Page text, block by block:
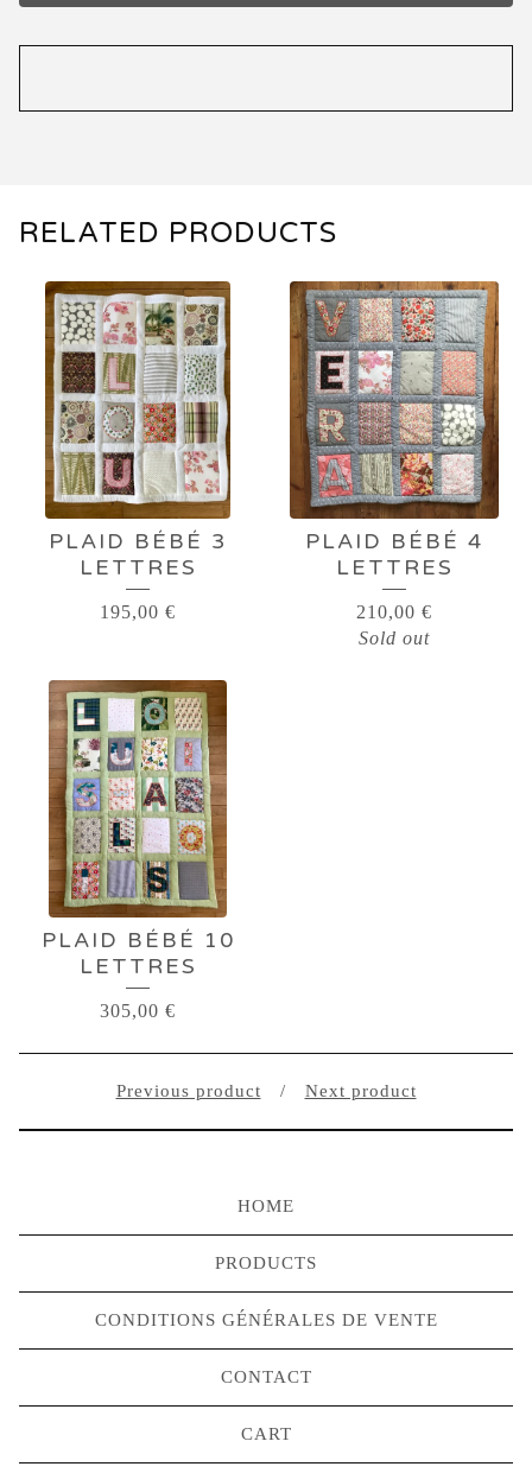
RELATED PRODUCTS
PLAID BÉBÉ 3
LETTRES
195,00 €
PLAID BÉBÉ 4
LETTRES
210,00 €
Sold out
PLAID BÉBÉ 10
LETTRES
305,00 €
Previous product Next product
HOME
PRODUCTS
CONDITIONS GÉNÉRALES DE VENTE
CONTACT
CART